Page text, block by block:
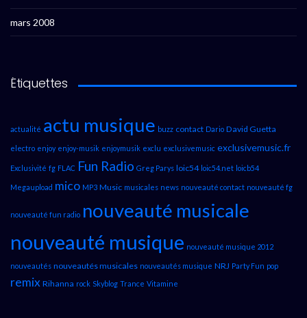
mars 2008
Étiquettes
actualité actu musique buzz contact Dario David Guetta
electro enjoy enjoy-musik enjoymusik exclu exclusivemusic exclusivemusic.fr
Exclusivité fg FLAC Fun Radio Greg Parys loic54 loic54.net loicb54
Megaupload mico MP3 Music musicales news nouveauté contact nouveauté fg
nouveauté fun radio nouveauté musicale
nouveauté musique nouveauté musique 2012
nouveautés nouveautés musicales nouveautés musique NRJ Party Fun pop
remix Rihanna rock Skyblog Trance Vitamine